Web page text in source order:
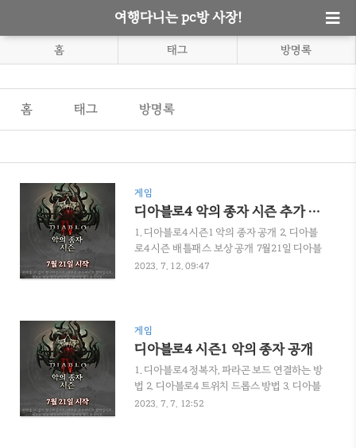
여행다니는 pc방 사장!
홈 태그 방명록
홈 태그 방명록
게임
디아블로4 악의 종자 시즌 추가 정보
1. 디아블로4 시즌1 악의 종자 공개 2. 디아블
로4 시즌 배틀패스 보상 공개 7월21일 디아블
로4 악의 종자 시즌에 나오는 몇가지 정보를 알
블로4 1시즌 악의 종자 1. 시즌 게임 플레이 트
레일러 https://youtu.be/a-KXZiTdblM 디
아블로4 악의 종자 시즌 정보 2. 악의 종자 시즌
에 나올 7가지 전설 위상 시즌정보 공개 후 해
외 커뮤니티에 시즌에 나오는 전설 위상이 클
래스당 7개인지를 두고 논쟁이 벌어졌다고 합
2023. 7. 12. 09:47
게임
디아블로4 시즌1 악의 종자 공개
1. 디아블로4 정복자, 파라곤 보드 연결하는 방
법 2. 디아블로4 트위치 드롭스 방법 3. 디아블
로4 클베 부가퀘스트 여행자의 기도 방법 4. 디
2023. 7. 7. 12:52